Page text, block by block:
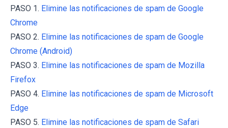
PASO 1. Elimine las notificaciones de spam de Google
Chrome
PASO 2. Elimine las notificaciones de spam de Google
Chrome (Android)
PASO 3. Elimine las notificaciones de spam de Mozilla
Firefox
PASO 4. Elimine las notificaciones de spam de Microsoft
Edge
PASO 5. Elimine las notificaciones de spam de Safari